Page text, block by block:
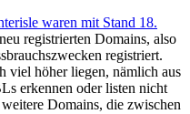
waren mit Stand 18.
registrierten Domains, also
registriert.
viel höher liegen, nämlich aus
erkennen oder listen nicht
Domains, die zwischen